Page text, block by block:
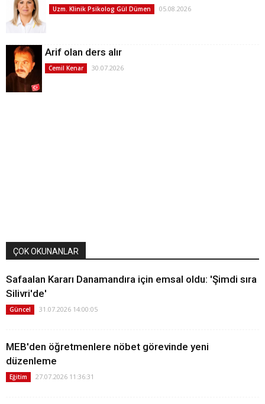
Uzm. Klinik Psikolog Gül Dümen 05.08.2026
Arif olan ders alır
Cemil Kenar 30.07.2026
ÇOK OKUNANLAR
Safaalan Kararı Danamandıra için emsal oldu: 'Şimdi sıra
Silivri'de'
Güncel 31.07.2026 14:00:05
MEB'den öğretmenlere nöbet görevinde yeni
düzenleme
Eğitim 27.07.2026 11:36:31